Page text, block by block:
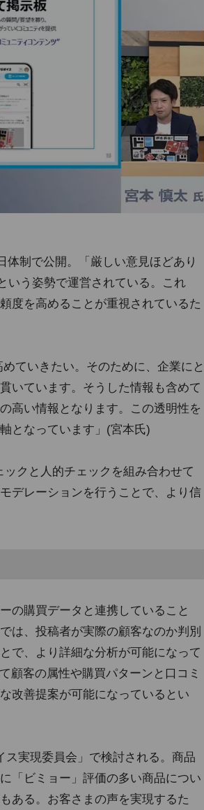
体制で公開。「厳しい意見ほどあり
いう姿勢で運営されている。これ
度を高めることが重視されているた
ていきたい。そのために、企業にと
いています。そうした情報も含めて
高い情報となります。この透明性を
となっています」(宮本氏)
クと人的チェックを組み合わせて
デレーションを行うことで、より信
の購買データと連携していること
は、投稿者が実際の顧客なのか判別
で、より詳細な分析が可能になって
顧客の属性や購買パターンと口コミ
改善提案が可能になっているとい
実現委員会」で検討される。商品
「ビミョー」評価の多い商品につい
ある。お客さまの声を実現するた